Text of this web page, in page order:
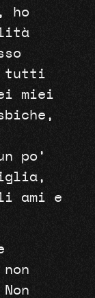
ho
tutti
miei
po’
ami e